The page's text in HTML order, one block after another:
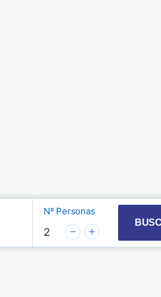
interact with the calendar
arrow key to interact with the
Nº Personas
2